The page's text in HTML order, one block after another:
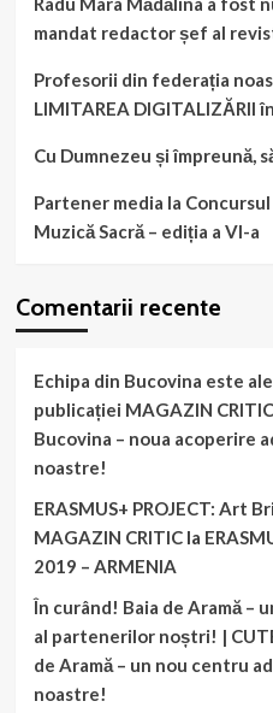
mandat redactor șef al
Profesorii din federația
LIMITAREA DIGITALIZĂRII
Cu Dumnezeu și împreună,
Partener media la
Muzică Sacră – ediția a VI-a
Comentarii recente
Echipa din Bucovina este
publicației MAGAZIN
Bucovina – noua acoperire
noastre!
ERASMUS+ PROJECT: Art
MAGAZIN CRITICla
2019 – ARMENIA
În curând! Baia de Aramă –
al partenerilor noștri! |
de Aramă – un nou centru
noastre!